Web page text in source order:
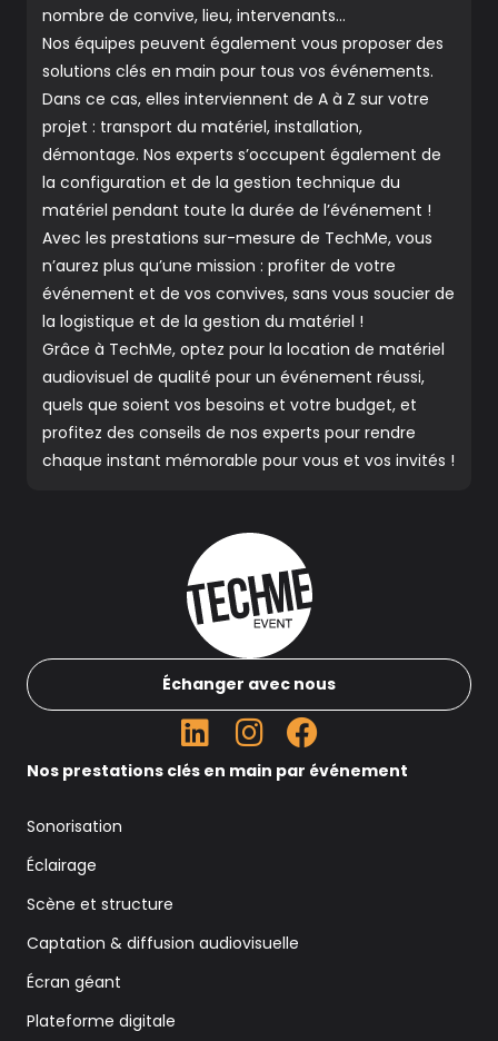
nombre de convive, lieu, intervenants…
Nos équipes peuvent également vous proposer des
solutions clés en main pour tous vos événements.
Dans ce cas, elles interviennent de A à Z sur votre
projet : transport du matériel, installation,
démontage. Nos experts s’occupent également de
la configuration et de la gestion technique du
matériel pendant toute la durée de l’événement !
Avec les prestations sur-mesure de TechMe, vous
n’aurez plus qu’une mission : profiter de votre
événement et de vos convives, sans vous soucier de
la logistique et de la gestion du matériel !
Grâce à TechMe, optez pour la location de matériel
audiovisuel de qualité pour un événement réussi,
quels que soient vos besoins et votre budget, et
profitez des conseils de nos experts pour rendre
chaque instant mémorable pour vous et vos invités !
Échanger avec nous
Nos prestations clés en main par événement
Sonorisation
Éclairage
Scène et structure
Captation & diffusion audiovisuelle
Écran géant
Plateforme digitale